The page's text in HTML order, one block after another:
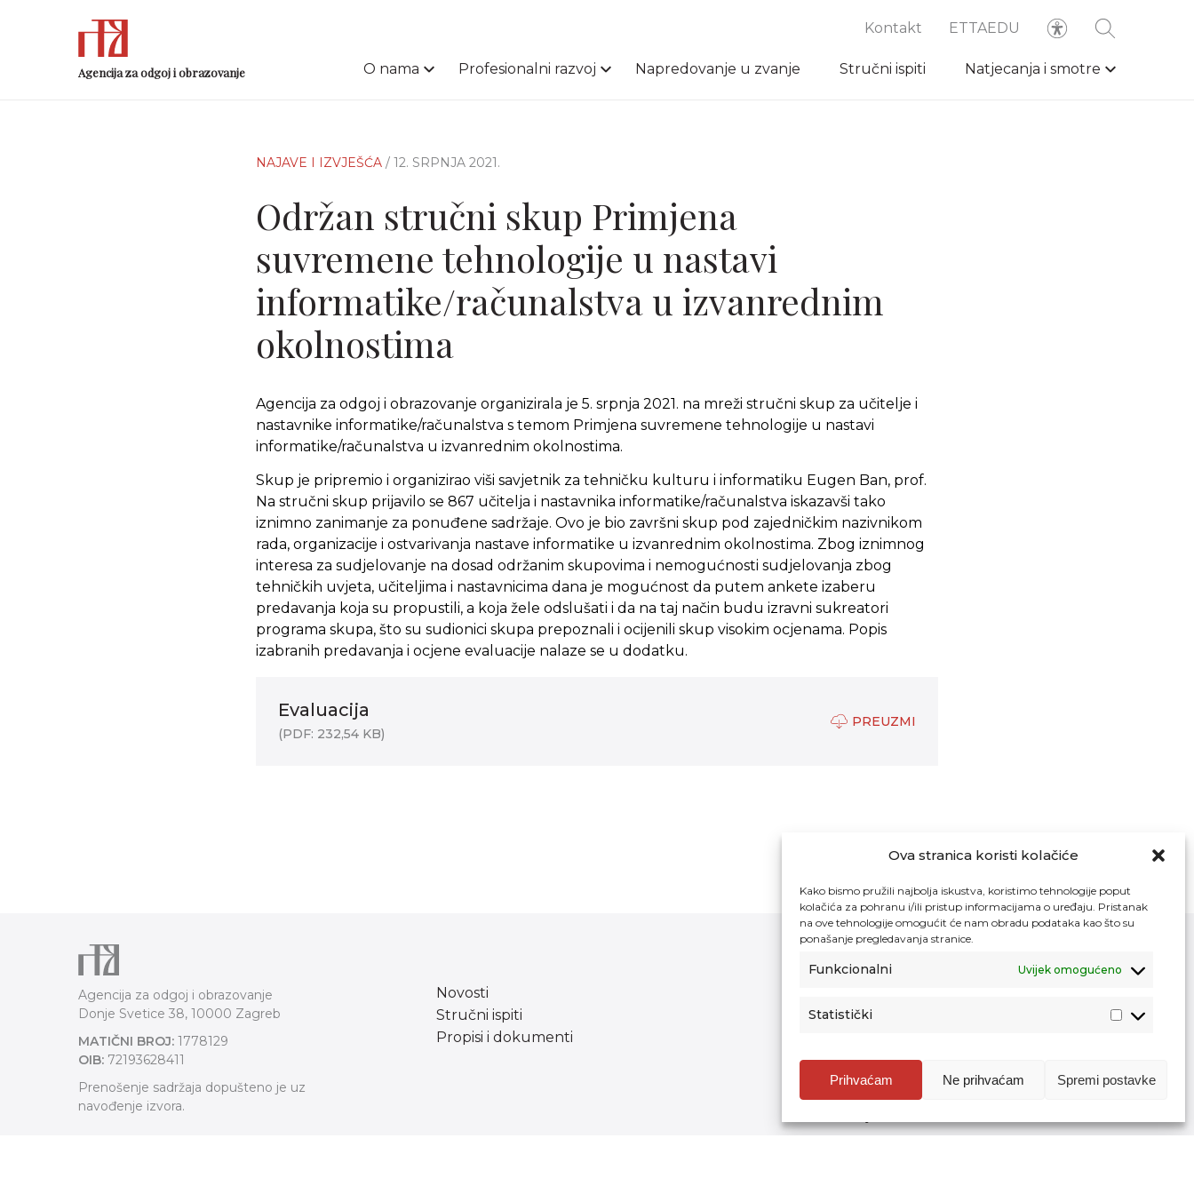
Ova stranica koristi kolačiće
Kako bismo pružili najbolja iskustva, koristimo tehnologije poput
kolačića za pohranu i/ili pristup informacijama o uređaju. Pristanak
na ove tehnologije omogućit će nam obradu podataka kao što su
ponašanje pregledavanja stranice.
Funkcionalni Uvijek omogućeno
Statistički
Prihvaćam Ne prihvaćam Spremi postavke
Agencija za odgoj i obrazovanje
Kontakt ETTAEDU
O nama Profesionalni razvoj Napredovanje u zvanje Stručni ispiti Natjecanja i smotre
NAJAVE I IZVJEŠĆA / 12. SRPNJA 2021.
Održan stručni skup Primjena
suvremene tehnologije u nastavi
informatike/računalstva u izvanrednim
okolnostima
Agencija za odgoj i obrazovanje organizirala je 5. srpnja 2021. na mreži stručni skup za učitelje i
nastavnike informatike/računalstva s temom Primjena suvremene tehnologije u nastavi
informatike/računalstva u izvanrednim okolnostima.
Skup je pripremio i organizirao viši savjetnik za tehničku kulturu i informatiku Eugen Ban, prof.
Na stručni skup prijavilo se 867 učitelja i nastavnika informatike/računalstva iskazavši tako
iznimno zanimanje za ponuđene sadržaje. Ovo je bio završni skup pod zajedničkim nazivnikom
rada, organizacije i ostvarivanja nastave informatike u izvanrednim okolnostima. Zbog iznimnog
interesa za sudjelovanje na dosad održanim skupovima i nemogućnosti sudjelovanja zbog
tehničkih uvjeta, učiteljima i nastavnicima dana je mogućnost da putem ankete izaberu
predavanja koja su propustili, a koja žele odslušati i da na taj način budu izravni sukreatori
programa skupa, što su sudionici skupa prepoznali i ocijenili skup visokim ocjenama. Popis
izabranih predavanja i ocjene evaluacije nalaze se u dodatku.
Evaluacija
(PDF: 232,54 KB)
PREUZMI
Agencija za odgoj i obrazovanje
Donje Svetice 38, 10000 Zagreb
MATIČNI BROJ: 1778129
OIB: 72193628411
Prenošenje sadržaja dopušteno je uz
navođenje izvora.
Novosti
Stručni ispiti
Propisi i dokumenti
Pristup informacijama
Povjerljiva osoba za unutarnje prijavljivanje
nepravilnosti
Etički povjerenik Agencije za odgoj i